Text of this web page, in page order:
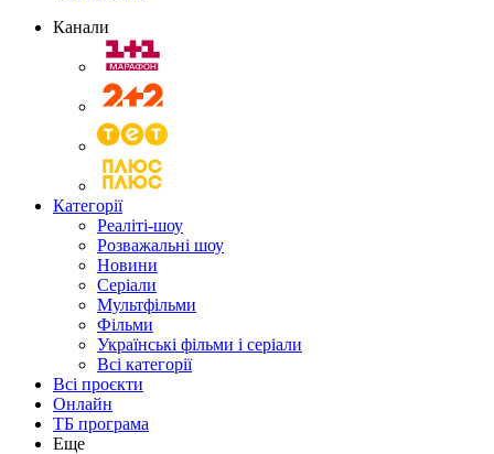
Канали
Категорії
Реаліті-шоу
Розважальні шоу
Новини
Серіали
Мультфільми
Фільми
Українські фільми і серіали
Всі категорії
Всі проєкти
Онлайн
ТБ програма
Еще